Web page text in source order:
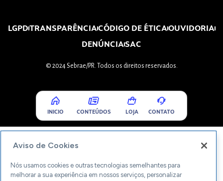
LGPDTRANSPARÊNCIACÓDIGO DE ÉTICAOUVIDORIA
DENÚNCIASAC
© 2024 Sebrae/PR. Todos os direitos reservados.
INICIO CONTEÚDOS LOJA CONTATO
Aviso de Cookies
Nós usamos cookies e outras tecnologias semelhantes para
melhorar a sua experiência em nossos serviços, personalizar